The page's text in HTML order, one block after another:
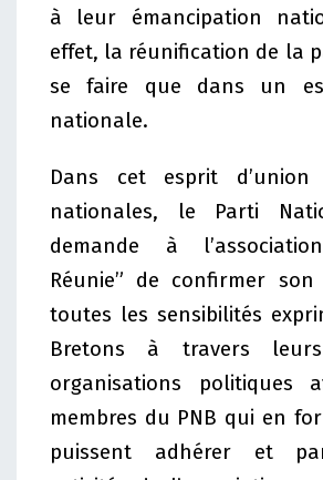
à leur émancipation
effet, la réunification de la
se faire que dans un
nationale.
Dans cet esprit d’union
nationales, le Parti
demande à
Réunie” de confirmer
toutes les sensibilités
Bretons à travers leurs
organisations politiques
membres du PNB qui en
puissent adhérer et